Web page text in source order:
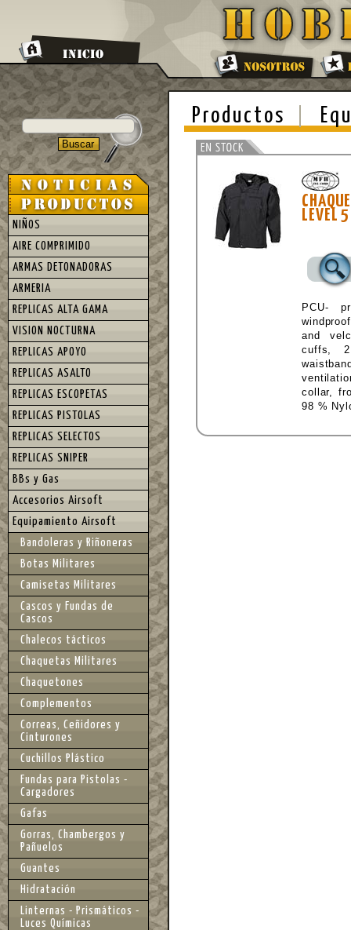
Productos
LEVEL
PCU-
and
cuffs,
collar,
98 %
NIÑOS
AIRE COMPRIMIDO
ARMAS DETONADORAS
ARMERIA
REPLICAS ALTA GAMA
VISION NOCTURNA
REPLICAS APOYO
REPLICAS ASALTO
REPLICAS ESCOPETAS
REPLICAS PISTOLAS
REPLICAS SELECTOS
REPLICAS SNIPER
BBs y Gas
Accesorios Airsoft
Equipamiento Airsoft
Bandoleras y Riñoneras
Botas Militares
Camisetas Militares
Cascos y Fundas de
Cascos
Chalecos tácticos
Chaquetas Militares
Chaquetones
Complementos
Correas, Ceñidores y
Cinturones
Cuchillos Plástico
Fundas para Pistolas -
Cargadores
Gafas
Gorras, Chambergos y
Pañuelos
Guantes
Hidratación
Linternas - Prismáticos -
Luces Químicas